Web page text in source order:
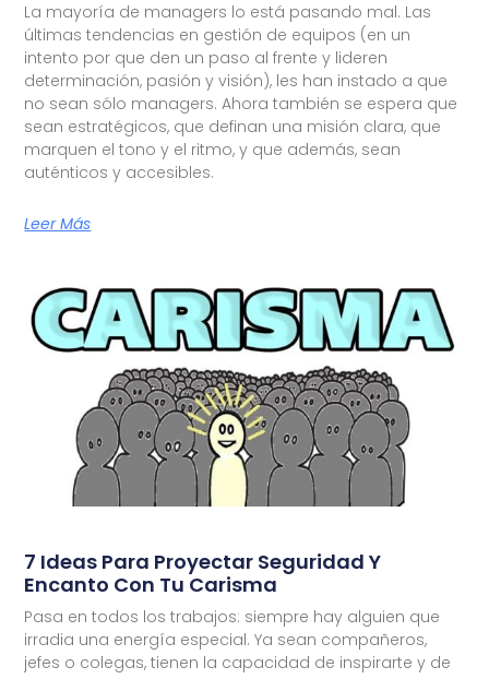
La mayoría de managers lo está pasando mal. Las
últimas tendencias en gestión de equipos (en un
intento por que den un paso al frente y lideren
determinación, pasión y visión), les han instado a que
no sean sólo managers. Ahora también se espera que
sean estratégicos, que definan una misión clara, que
marquen el tono y el ritmo, y que además, sean
auténticos y accesibles.
Leer Más
7 Ideas Para Proyectar Seguridad Y
Encanto Con Tu Carisma
Pasa en todos los trabajos: siempre hay alguien que
irradia una energía especial. Ya sean compañeros,
jefes o colegas, tienen la capacidad de inspirarte y de